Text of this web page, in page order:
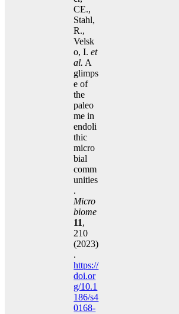
CE.,
Stahl,
R.,
Velsk
o, I.et
al. A
glimps
e of
the
paleo
me in
endoli
thic
micro
bial
comm
unities
.
Micro
biome
11,
210
(2023)
.
https://
doi.or
g/10.1
186/s4
0168-